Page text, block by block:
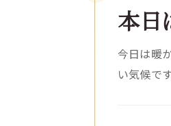
本
今日は暖
い気候で